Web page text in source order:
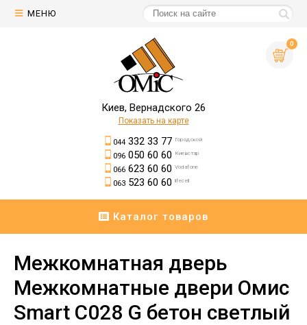
МЕНЮ
0
Киев, Вернадского 26
Показать на карте
044332 33 77 Городской
096050 60 60 Киевстар
066623 60 60 Vodafone
063523 60 60 lifecell
Каталог товаров
Межкомнатная дверь
Межкомнатные двери Омис
Smart C028 G бетон светлый